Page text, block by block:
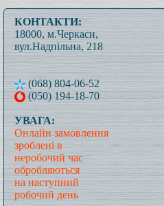
КОНТАКТИ:
18000, м.Черкаси,
вул.Надпільна, 218
(068) 804-06-52
(050) 194-18-70
УВАГА:
Онлайн замовлення
зроблені в
неробочий час
обробляються
на наступний
робочий день